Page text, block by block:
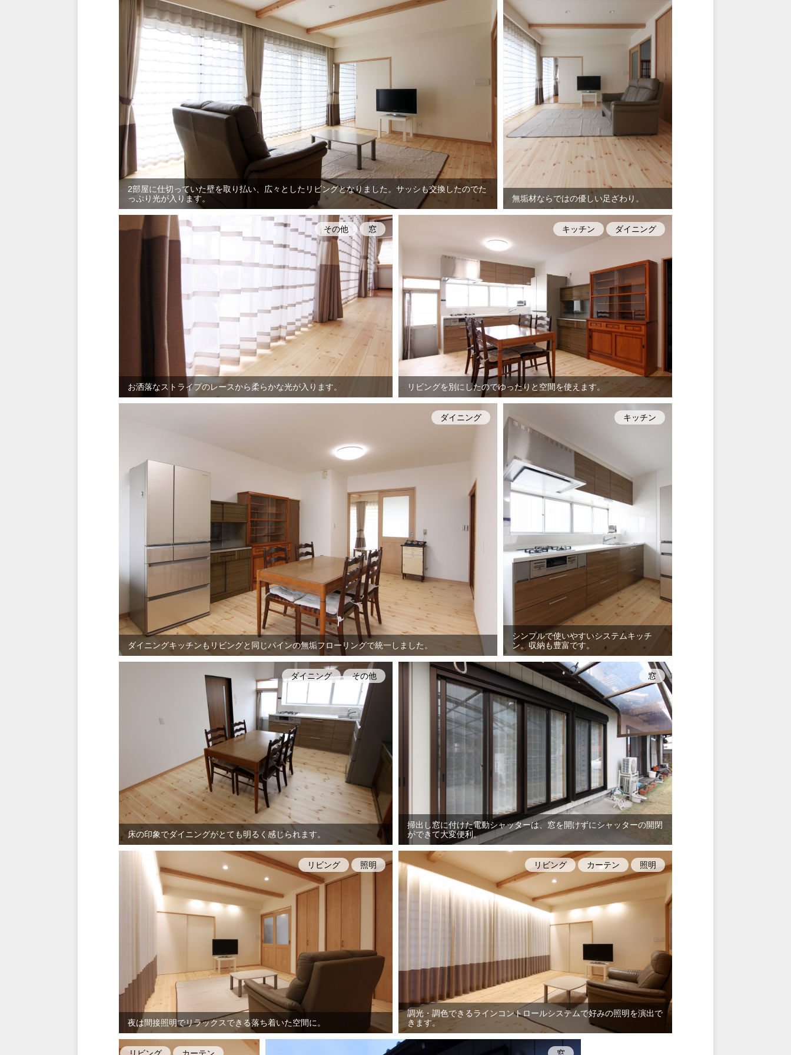
2部屋に仕切っていた壁を取り払い、広々としたリビングとなりました。サッシも交換したのでた
っぷり光が入ります。
無垢材ならではの優しい足ざわり。
お洒落なストライプのレースから柔らかな光が入ります。
その他 窓
リビングを別にしたのでゆったりと空間を使えます。
キッチン ダイニング
ダイニングキッチンもリビングと同じパインの無垢フローリングで統一しました。
ダイニング
シンプルで使いやすいシステムキッチ
ン。収納も豊富です。
キッチン
床の印象でダイニングがとても明るく感じられます。
ダイニング その他
掃出し窓に付けた電動シャッターは、窓を開けずにシャッターの開閉
ができて大変便利。
窓
夜は間接照明でリラックスできる落ち着いた空間に。
リビング 照明
調光・調色できるラインコントロールシステムで好みの照明を演出で
きます。
リビング カーテン 照明
リビング カーテン 窓